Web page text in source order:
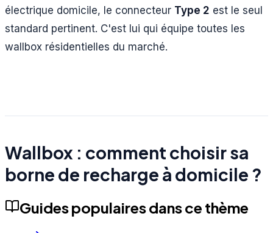
électrique domicile, le connecteur Type 2 est le seul
standard pertinent. C'est lui qui équipe toutes les
wallbox résidentielles du marché.
Wallbox : comment choisir sa
borne de recharge à domicile ?
Guides populaires dans ce thème